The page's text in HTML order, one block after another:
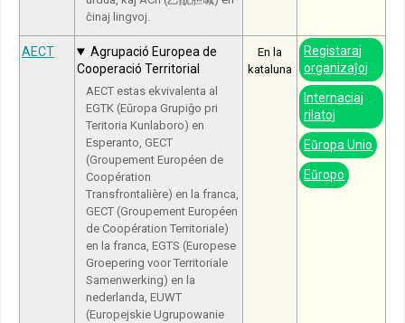
ĉinaj lingvoj.
AECT
Agrupació Europea de
Cooperació Territorial
AECT estas ekvivalenta al
EGTK (Eŭropa Grupiĝo pri
Teritoria Kunlaboro) en
Esperanto, GECT
(Groupement Européen de
Coopération
Transfrontalière) en la franca,
GECT (Groupement Européen
de Coopération Territoriale)
en la franca, EGTS (Europese
Groepering voor Territoriale
Samenwerking) en la
nederlanda, EUWT
(Europejskie Ugrupowanie
En la
kataluna
Registaraj
organizaĵoj
Internaciaj
rilatoj
Eŭropa Unio
Eŭropo